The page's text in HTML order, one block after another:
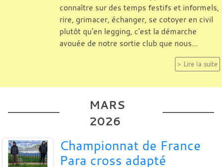
connaître sur des temps festifs et informels,
rire, grimacer, échanger, se cotoyer en civil
plutôt qu'en legging, c'est la démarche
avouée de notre sortie club que nous...
Lire la suite
MARS
2026
Championnat de France
Para cross adapté